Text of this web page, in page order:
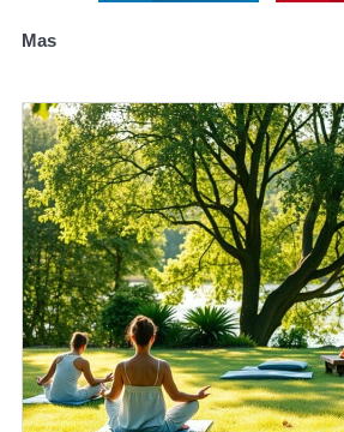
Mas